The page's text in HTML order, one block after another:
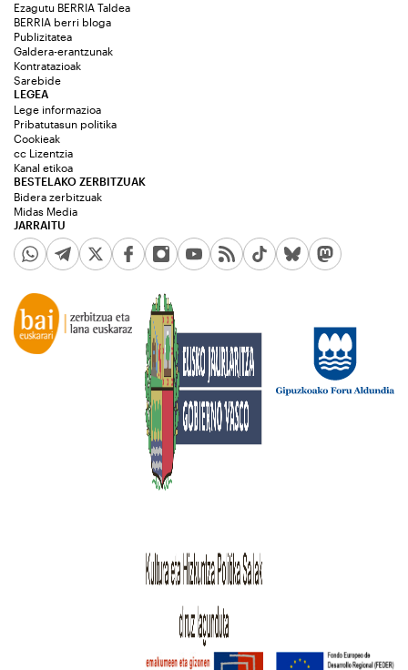
Ezagutu BERRIA Taldea
BERRIA berri bloga
Publizitatea
Galdera-erantzunak
Kontratazioak
Sarebide
JARRAITU
LEGEA
Lege informazioa
Pribatutasun politika
Cookieak
cc Lizentzia
Kanal etikoa
BESTELAKO ZERBITZUAK
Bidera zerbitzuak
Midas Media